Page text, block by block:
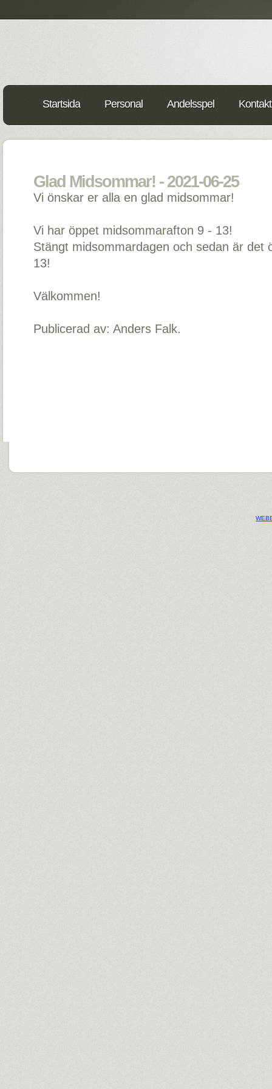
Startsida Personal Andelsspel
Glad Midsommar! - 2021-06-25
Vi önskar er alla en glad midsommar!
Vi har öppet midsommarafton 9 - 13!
Stängt midsommardagen och sedan är det
13!
Välkommen!
Publicerad av: Anders Falk.